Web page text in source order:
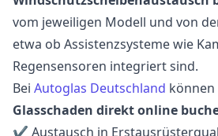
vom jeweiligen Modell und von
etwa ob Assistenzsysteme wie
Regensensoren integriert sind.
Bei Autoglas Deutschland können
Glasschaden direkt online
✔ Austausch in